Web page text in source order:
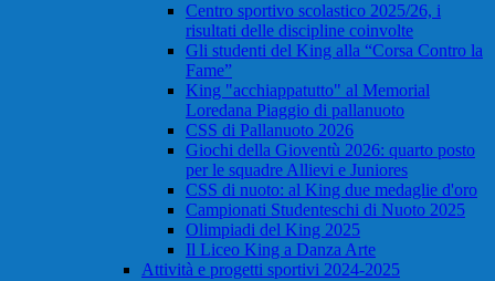
Centro sportivo scolastico 2025/26, i
risultati delle discipline coinvolte
Gli studenti del King alla “Corsa Contro la
Fame”
King "acchiappatutto" al Memorial
Loredana Piaggio di pallanuoto
CSS di Pallanuoto 2026
Giochi della Gioventù 2026: quarto posto
per le squadre Allievi e Juniores
CSS di nuoto: al King due medaglie d'oro
Campionati Studenteschi di Nuoto 2025
Olimpiadi del King 2025
Il Liceo King a Danza Arte
Attività e progetti sportivi 2024-2025